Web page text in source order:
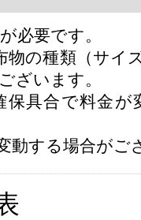
必要です。
物の種類（サイ
ざいます。
具合で料金が
動する場合がご